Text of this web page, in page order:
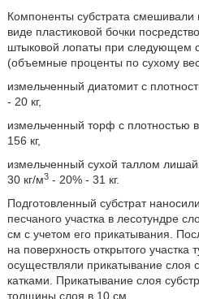
Компоненты субстрата смешивали
виде пластиковой бочки
штыковой лопаты при следующем
(объемные проценты по сухому
измельченный диатомит с
- 20 кг,
измельченный торф с плотностью
156 кг,
измельченный сухой таллом
30 кг/м3- 20% - 31 кг.
Подготовленный субстрат
песчаного участка в лесотундре
см с учетом его прикатывания.
на поверхность открытого участка
осуществляли прикатывание слоя
катками. Прикатывание слоя
толщины слоя в 10 см.